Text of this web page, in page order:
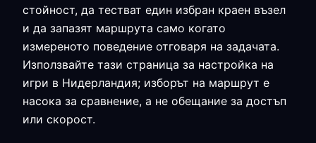
стойност, да тестват един избран краен възел
и да запазят маршрута само когато
измереното поведение отговаря на задачата.
Използвайте тази страница за настройка на
игри в Нидерландия; изборът на маршрут е
насока за сравнение, а не обещание за достъп
или скорост.